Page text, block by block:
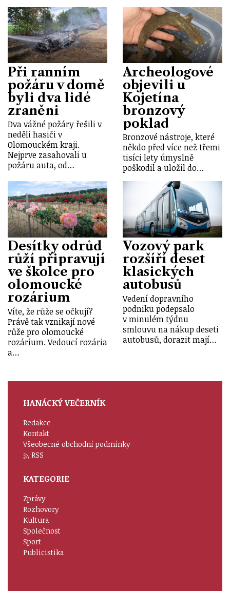
Při ranním
požáru v domě
byli dva lidé
zraněni
Dva vážné požáry řešili v
neděli hasiči v
Olomouckém kraji.
Nejprve zasahovali u
požáru auta, od…
Archeologové
objevili u
Kojetína
bronzový
poklad
Bronzové nástroje, které
někdo před více než třemi
tisíci lety úmyslně
poškodil a uložil do…
Desítky odrůd
růží připravují
ve školce pro
olomoucké
rozárium
Víte, že růže se očkují?
Právě tak vznikají nové
růže pro olomoucké
rozárium. Vedoucí rozária
a…
Vozový park
rozšíří deset
klasických
autobusů
Vedení dopravního
podniku podepsalo
v minulém týdnu
smlouvu na nákup deseti
autobusů, dorazit mají…
HANÁCKÝ VEČERNÍK
Redakce
Kontakt
Všeobecné obchodní podmínky
RSS
KATEGORIE
Zprávy
Rozhovory
Kultura
Společnost
Sport
Publicistika